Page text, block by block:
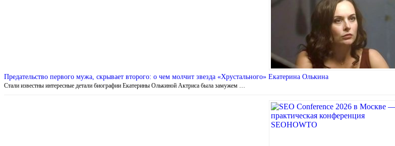
Предательство первого мужа, скрывает второго: о чем молчит звезда «Хрустального» Екатерина Олькина
Стали известны интересные детали биографии Екатерины Олькиной Актриса была замужем …